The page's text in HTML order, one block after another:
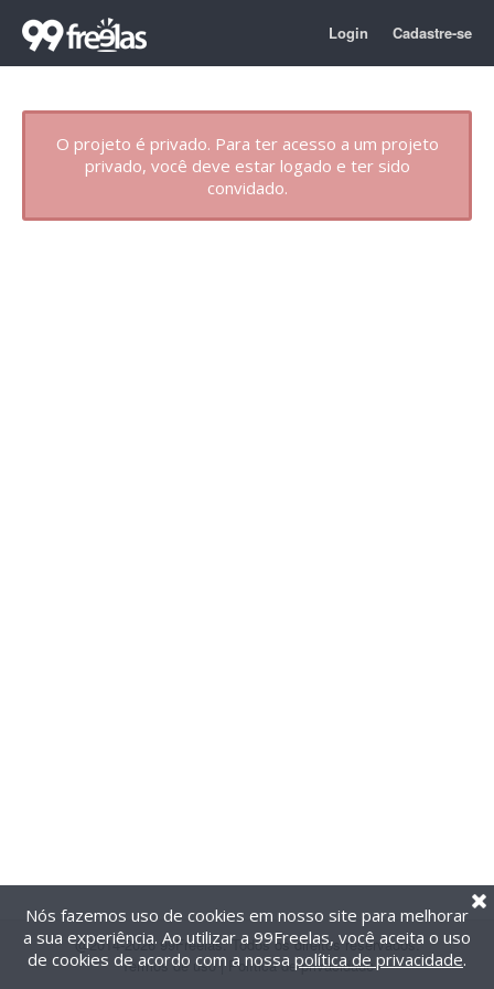
Login Cadastre-se
O projeto é privado. Para ter acesso a um projeto
privado, você deve estar logado e ter sido
convidado.
@2014-2026 99Freelas. Todos os direitos reservados.
Termos de uso| Política de privacidade
Nós fazemos uso de cookies em nosso site para melhorar
a sua experiência. Ao utilizar a 99Freelas, você aceita o uso
de cookies de acordo com a nossa política de privacidade.